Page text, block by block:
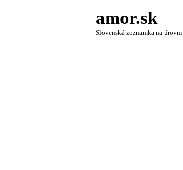
amor.sk
Slovenská zoznamka na úrovni